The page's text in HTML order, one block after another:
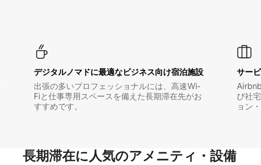
デジタルノマド⁠に最⁠適⁠なビ⁠ジ⁠ネ⁠ス⁠向⁠け宿⁠泊⁠施⁠設
出張の多いプロフェッショナルには、高速Wi-
Fiと仕事専用スペースを備えた長期滞在先がお
すすめです。
サー
び社
ョン
長期滞在に人気のアメニティ・設備